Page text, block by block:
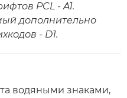
PCL - A1.
дополнительно
- D1.
водяными знаками,